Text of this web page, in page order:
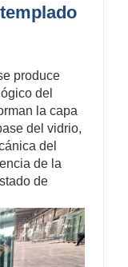
produce
del
la capa
del vidrio,
del
de la
de